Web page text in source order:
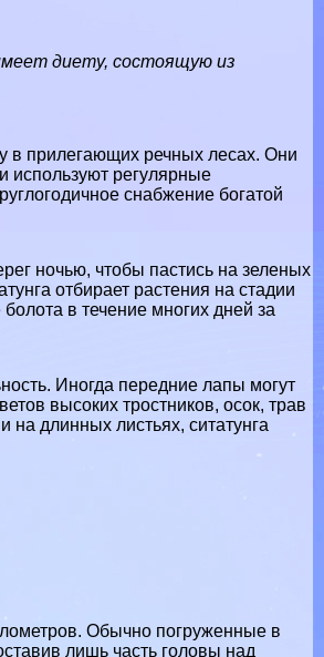
диету, состоящую из
в прилегающих речных лесах. Они
используют регулярные
снабжение богатой
ночью, чтобы пастись на зеленых
отбирает растения на стадии
в течение многих дней за
Иногда передние лапы могут
высоких тростников, осок, трав
длинных листьях, ситатунга
Обычно погруженные в
лишь часть головы над